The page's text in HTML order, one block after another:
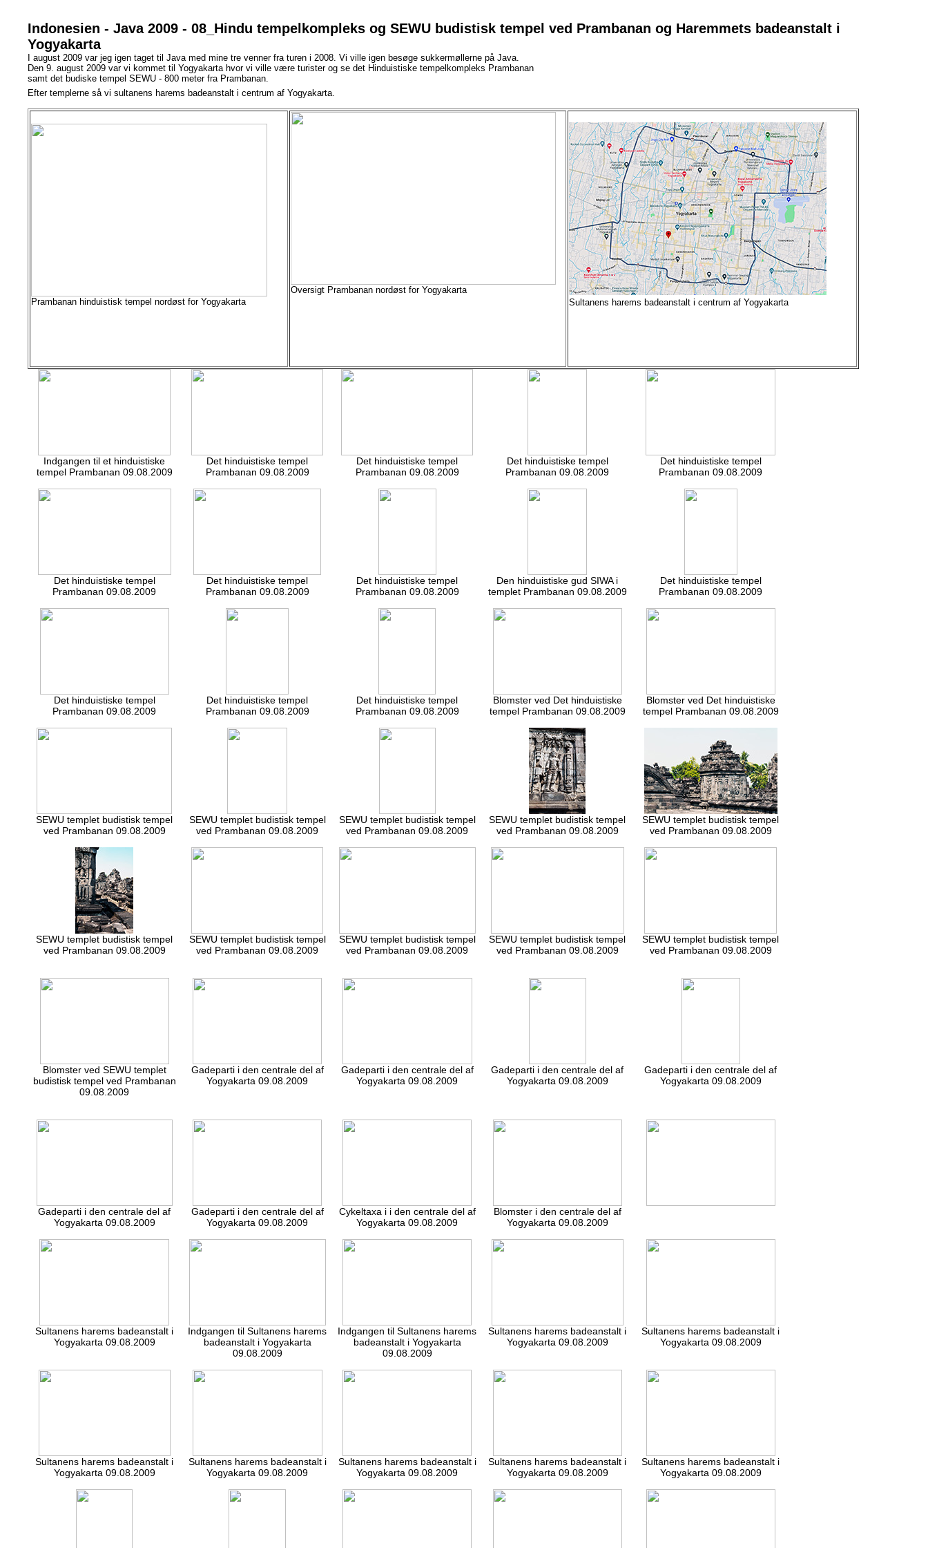
Indonesien - Java 2009 - 08_Hindu tempelkompleks og SEWU budistisk tempel ved Prambanan og Haremmets badeanstalt i
Yogyakarta
I august 2009 var jeg igen taget til Java med mine tre venner fra turen i 2008. Vi ville igen besøge sukkermøllerne på Java.
Den 9. august 2009 var vi kommet til Yogyakarta hvor vi ville være turister og se det Hinduistiske tempelkompleks Prambanan
samt det budiske tempel SEWU - 800 meter fra Prambanan.
Efter templerne så vi sultanens harems badeanstalt i centrum af Yogyakarta.
Prambanan hinduistisk tempel nordøst for Yogyakarta
Oversigt Prambanan nordøst for Yogyakarta
Sultanens harems badeanstalt i centrum af Yogyakarta
Indgangen til et hinduistiske
tempel Prambanan 09.08.2009
Det hinduistiske tempel
Prambanan 09.08.2009
Det hinduistiske tempel
Prambanan 09.08.2009
Det hinduistiske tempel
Prambanan 09.08.2009
Det hinduistiske tempel
Prambanan 09.08.2009
Det hinduistiske tempel
Prambanan 09.08.2009
Det hinduistiske tempel
Prambanan 09.08.2009
Det hinduistiske tempel
Prambanan 09.08.2009
Den hinduistiske gud SIWA i
templet Prambanan 09.08.2009
Det hinduistiske tempel
Prambanan 09.08.2009
Det hinduistiske tempel
Prambanan 09.08.2009
Det hinduistiske tempel
Prambanan 09.08.2009
Det hinduistiske tempel
Prambanan 09.08.2009
Blomster ved Det hinduistiske
tempel Prambanan 09.08.2009
Blomster ved Det hinduistiske
tempel Prambanan 09.08.2009
SEWU templet budistisk tempel
ved Prambanan 09.08.2009
SEWU templet budistisk tempel
ved Prambanan 09.08.2009
SEWU templet budistisk tempel
ved Prambanan 09.08.2009
SEWU templet budistisk tempel
ved Prambanan 09.08.2009
SEWU templet budistisk tempel
ved Prambanan 09.08.2009
SEWU templet budistisk tempel
ved Prambanan 09.08.2009
SEWU templet budistisk tempel
ved Prambanan 09.08.2009
SEWU templet budistisk tempel
ved Prambanan 09.08.2009
SEWU templet budistisk tempel
ved Prambanan 09.08.2009
SEWU templet budistisk tempel
ved Prambanan 09.08.2009
Blomster ved SEWU templet
budistisk tempel ved Prambanan
09.08.2009
Gadeparti i den centrale del af
Yogyakarta 09.08.2009
Gadeparti i den centrale del af
Yogyakarta 09.08.2009
Gadeparti i den centrale del af
Yogyakarta 09.08.2009
Gadeparti i den centrale del af
Yogyakarta 09.08.2009
Gadeparti i den centrale del af
Yogyakarta 09.08.2009
Gadeparti i den centrale del af
Yogyakarta 09.08.2009
Cykeltaxa i i den centrale del af
Yogyakarta 09.08.2009
Blomster i den centrale del af
Yogyakarta 09.08.2009
Sultanens harems badeanstalt i
Yogyakarta 09.08.2009
Indgangen til Sultanens harems
badeanstalt i Yogyakarta
09.08.2009
Indgangen til Sultanens harems
badeanstalt i Yogyakarta
09.08.2009
Sultanens harems badeanstalt i
Yogyakarta 09.08.2009
Sultanens harems badeanstalt i
Yogyakarta 09.08.2009
Sultanens harems badeanstalt i
Yogyakarta 09.08.2009
Sultanens harems badeanstalt i
Yogyakarta 09.08.2009
Sultanens harems badeanstalt i
Yogyakarta 09.08.2009
Sultanens harems badeanstalt i
Yogyakarta 09.08.2009
Sultanens harems badeanstalt i
Yogyakarta 09.08.2009